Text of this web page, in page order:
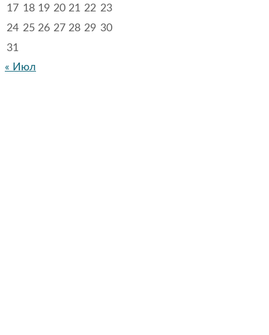
17 18 19 20 21 22 23
24 25 26 27 28 29 30
31
« Июл